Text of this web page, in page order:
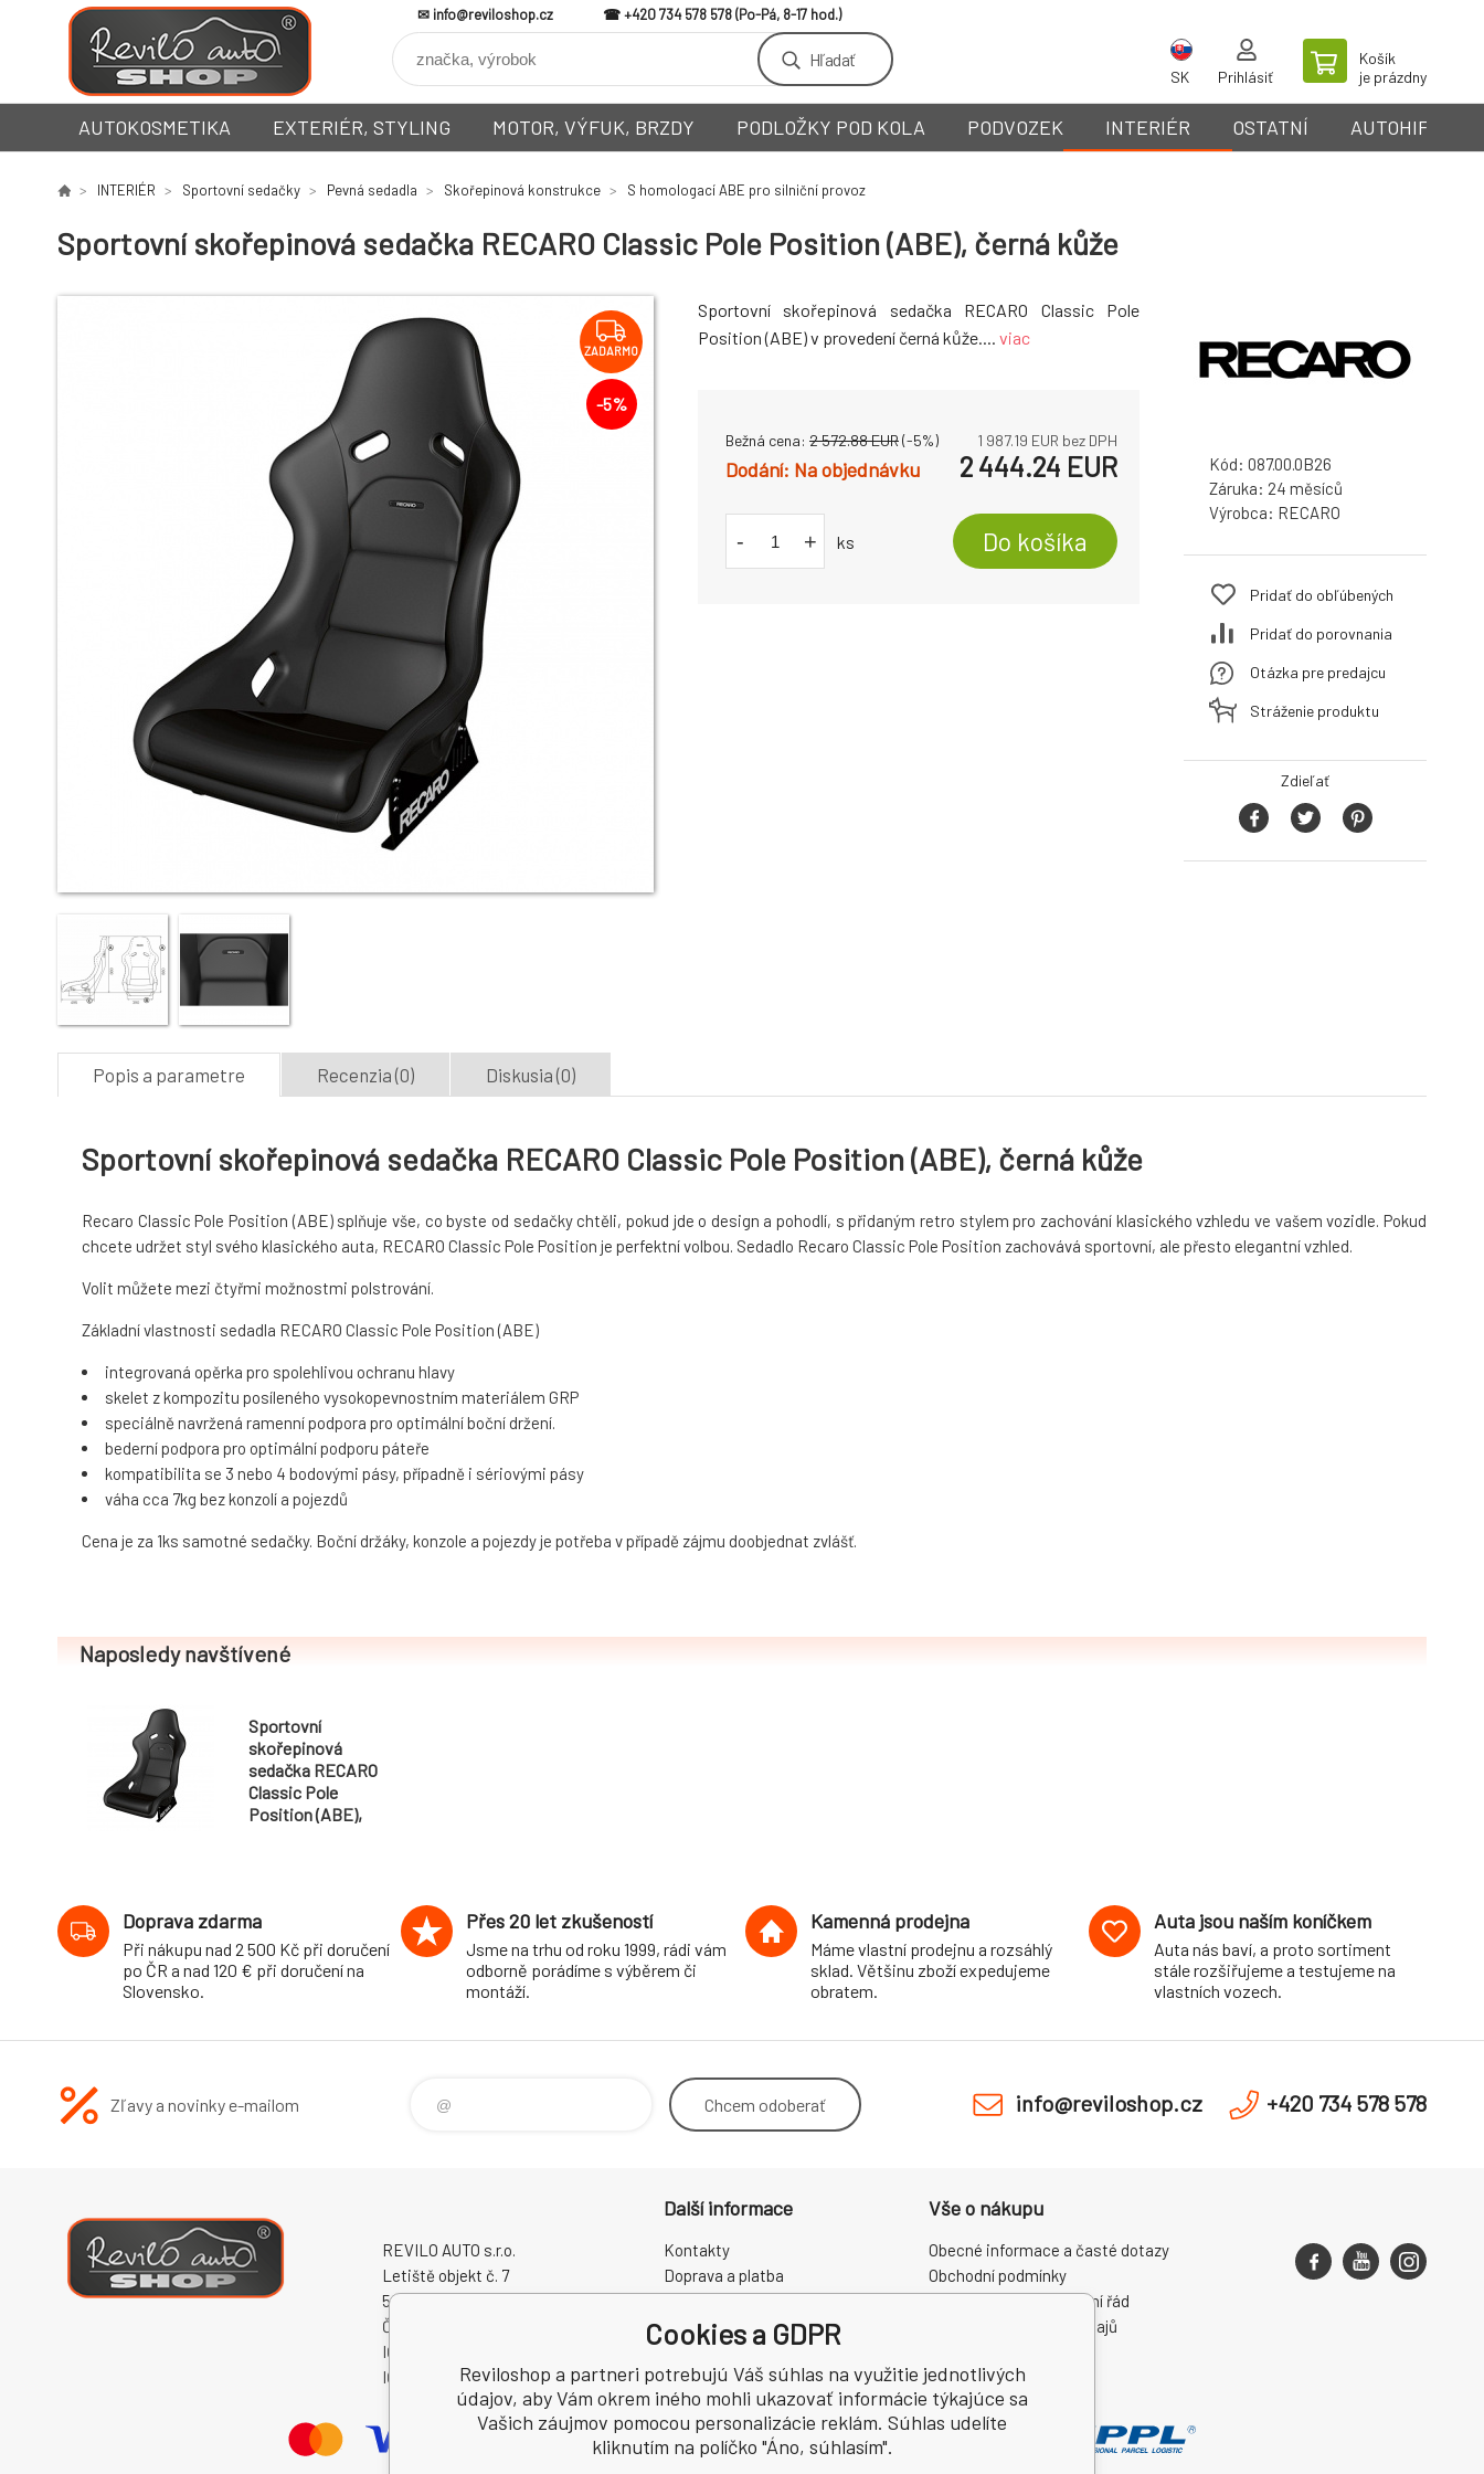
info@reviloshop.cz +420 734 578 578
Hľadať
SK Prihlásiť
Košík
je prázdny
AUTOKOSMETIKA EXTERIÉR, STYLING MOTOR, VÝFUK, BRZDY PODLOŽKY POD KOLA PODVOZEK INTERIÉR OSTATNÍ AUTOHIFI
INTERIÉR Sportovní sedačky Pevná sedadla Skořepinová konstrukce S homologací ABE pro silniční provoz
Sportovní skořepinová sedačka RECARO Classic Pole Position (ABE), černá kůže
ZADARMO
-5%
Sportovní skořepinová sedačka RECARO Classic Pole
Position (ABE) v provedení černá kůže.... viac
Bežná cena: 2 572.88EUR(-5%) 1 987.19 EUR bez DPH
Na objednávku 2 444.24 EUR
- + ks Do košíka
Kód: 087.00.0B26
Záruka: 24
Výrobca: RECARO
Pridať do obľúbených
Pridať do porovnania
Otázka pre predajcu
Stráženie produktu
Zdieľať
Popis a parametre Recenzia (0) Diskusia (0)
Sportovní skořepinová sedačka RECARO Classic Pole Position (ABE), černá kůže
Recaro Classic Pole Position (ABE) splňuje vše, co byste od sedačky chtěli, pokud jde o design a pohodlí, s přidaným retro stylem pro zachování klasického vzhledu ve vašem vozidle. Pokud
chcete udržet styl svého klasického auta, RECARO Classic Pole Position je perfektní volbou. Sedadlo Recaro Classic Pole Position zachovává sportovní, ale přesto elegantní vzhled.
Volit můžete mezi čtyřmi možnostmi polstrování.
Základní vlastnosti sedadla RECARO Classic Pole Position (ABE)
integrovaná opěrka pro spolehlivou ochranu hlavy
skelet z kompozitu posíleného vysokopevnostním materiálem GRP
speciálně navržená ramenní podpora pro optimální boční držení.
bederní podpora pro optimální podporu páteře
kompatibilita se 3 nebo 4 bodovými pásy, případně i sériovými pásy
váha cca 7kg bez konzolí a pojezdů
Cena je za 1ks samotné sedačky. Boční držáky, konzole a pojezdy je potřeba v případě zájmu doobjednat zvlášť.
Naposledy navštívené
Sportovní
skořepinová
sedačka RECARO
Classic Pole
Position (ABE),
Doprava zdarma
Při nákupu nad 2 500 Kč při doručení
po ČR a nad 120 € při doručení na
Slovensko.
Přes 20 let zkušeností
Jsme na trhu od roku 1999, rádi vám
odborně porádíme s výběrem či
montáží.
Kamenná prodejna
Máme vlastní prodejnu a rozsáhlý
sklad. Většinu zboží expedujeme
obratem.
Auta jsou naším koníčkem
Auta nás baví, a proto sortiment
stále rozšiřujeme a testujeme na
vlastních vozech.
Zľavy a novinky e-mailom Chcem odoberať info@reviloshop.cz +420 734 578 578
REVILO AUTO s.r.o.
Letiště objekt č. 7
50341 Hradec Králové
Česká republika
IČO: 60931868
IČ DPH (DIČ): CZ60931868
Další informace
Kontakty
Doprava a platba
Proč právě my?
O nás
Kamenná prodejna
Vše o nákupu
Obecné informace a časté dotazy
Obchodní podmínky
Reklamace a reklamační řád
Zpracování osobních údajů
Cookies a GDPR
Reviloshop a partneri potrebujú Váš súhlas na využitie jednotlivých
údajov, aby Vám okrem iného mohli ukazovať informácie týkajúce sa
Vašich záujmov pomocou personalizácie reklám. Súhlas udelíte
kliknutím na políčko "Áno, súhlasím".